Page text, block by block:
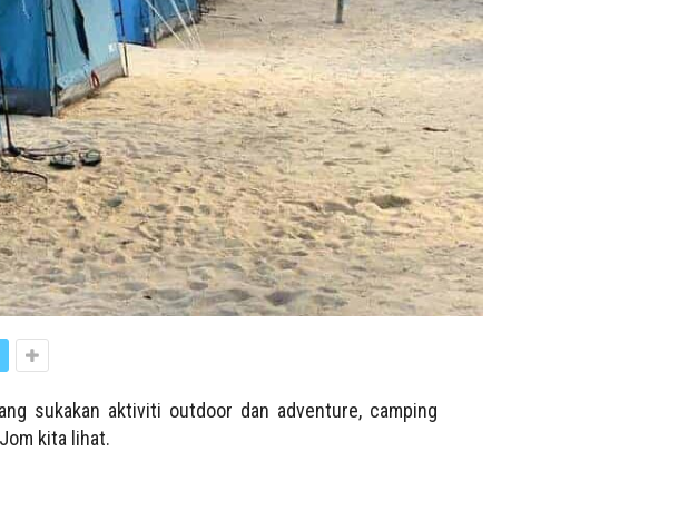
sukakan aktiviti outdoor dan adventure, camping
kita lihat.